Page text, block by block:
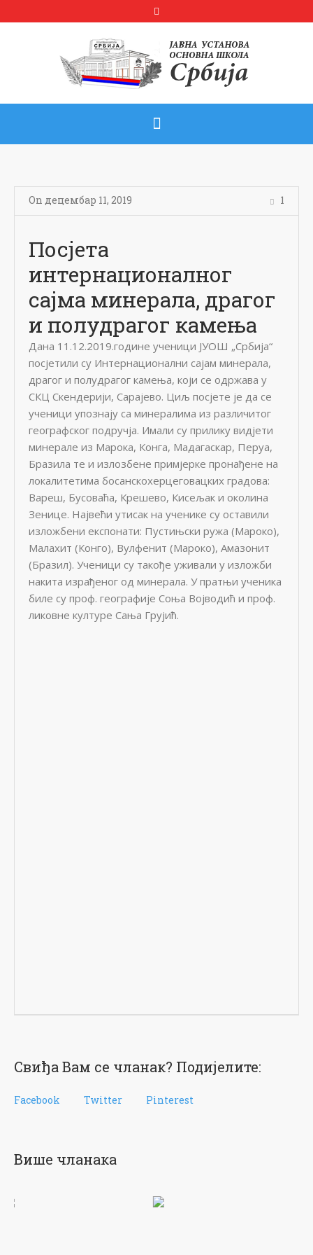
On децембар 11, 2019 1
Посјета
интернационалног
сајма минерала, драгог
и полудрагог камења
Дана 11.12.2019.године ученици ЈУОШ „Србија“
посјетили су Интернационални сајам минерала,
драгог и полудрагог камења, који се одржава у
СКЦ Скендерији, Сарајево. Циљ посјете је да се
ученици упознају са минералима из различитог
географског подручја. Имали су прилику видјети
минерале из Марока, Конга, Мадагаскар, Перуа,
Бразила те и излозбене примјерке пронађене на
локалитетима босанскохерцеговацких градова:
Вареш, Бусоваћа, Крешево, Кисељак и околина
Зенице. Највећи утисак на ученике су оставили
изложбени експонати: Пустињски ружа (Мароко),
Малахит (Конго), Вулфенит (Мароко), Амазонит
(Бразил). Ученици су такође уживали у изложби
накита израђеног од минерала. У пратњи ученика
биле су проф. географије Соња Војводић и проф.
ликовне културе Сања Грујић.
Свиђа Вам се чланак? Подијелите:
Facebook Twitter Pinterest
Више чланака